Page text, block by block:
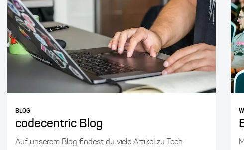
BLOG
codecentric Blog
Auf unserem Blog findest du viele Artikel zu Tech-